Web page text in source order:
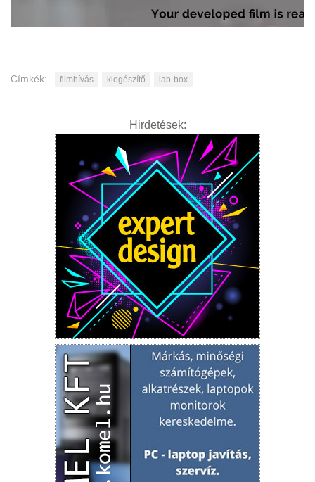
Címkék: filmhívás kiegészítő lab-box
Hirdetések: